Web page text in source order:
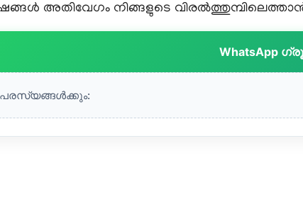
അതിവേഗം നിങ്ങളുടെ
WhatsApp